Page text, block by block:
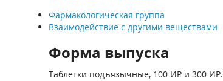
Фармакологическая группа
Взаимодействие с другими веществами
Форма выпуска
Таблетки подъязычные, 100 ИР и 300 ИР.